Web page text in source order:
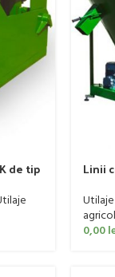
de tip Linii
0,00